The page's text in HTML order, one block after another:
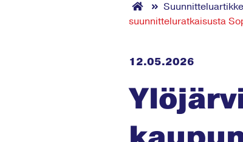
suunnitteluratkaisusta
12.05.2026